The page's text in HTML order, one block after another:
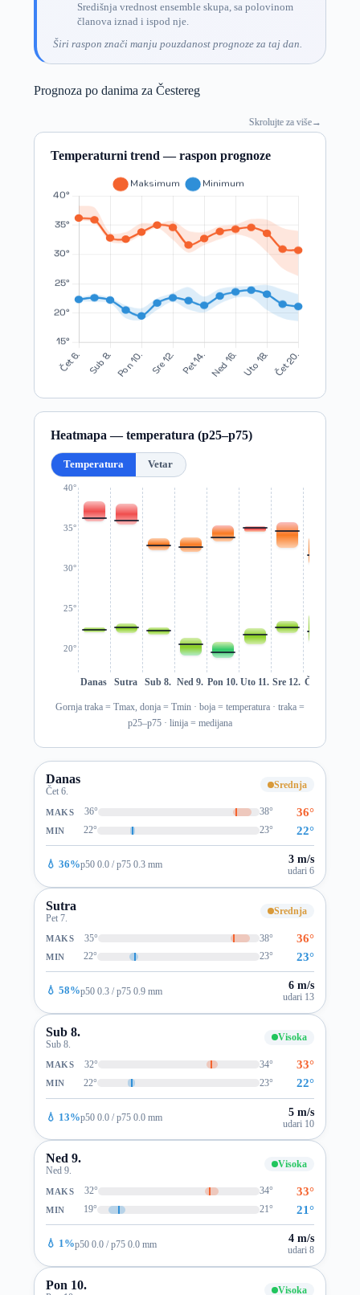
Središnja vrednost ensemble skupa, sa polovinom
članova iznad i ispod nje.
Širi raspon znači manju pouzdanost prognoze za taj dan.
Prognoza po danima za Čestereg
Skrolujte za više→
Temperaturni trend — raspon prognoze
Heatmapa — temperatura (p25–p75)
Temperatura Vetar
20°
25°
30°
35°
40°
Danas Sutra Sub 8. Ned 9. Pon 10. Uto 11. Sre 12. Čet 13.
Gornja traka = Tmax, donja = Tmin · boja = temperatura · traka =
p25–p75 · linija = medijana
Danas
Čet 6.
Srednja
MAKS 36° 38° 36°
MIN 22° 23° 22°
💧 36%p50 0.0 / p75 0.3 mm 3 m/s
udari 6
Sutra
Pet 7.
Srednja
MAKS 35° 38° 36°
MIN 22° 23° 23°
💧 58%p50 0.3 / p75 0.9 mm 6 m/s
udari 13
Sub 8.
Sub 8.
Visoka
MAKS 32° 34° 33°
MIN 22° 23° 22°
💧 13%p50 0.0 / p75 0.0 mm 5 m/s
udari 10
Ned 9.
Ned 9.
Visoka
MAKS 32° 34° 33°
MIN 19° 21° 21°
💧 1%p50 0.0 / p75 0.0 mm 4 m/s
udari 8
Pon 10. Visoka